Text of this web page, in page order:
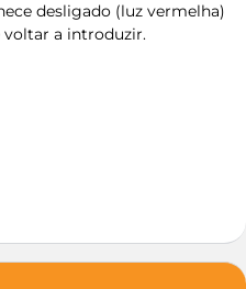
desligado (luz vermelha)
voltar a introduzir.